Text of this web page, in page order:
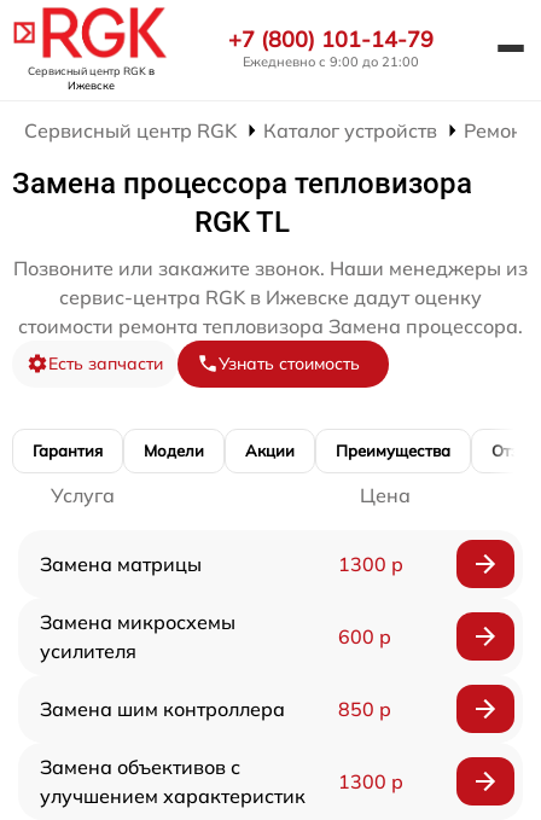
Сервисный центр RGKв
Ижевске
+7 (800) 101-14-79
Ежедневно с 9:00 до 21:00
Сервисный центр RGK Каталог устройств Ремонт
Замена процессора тепловизора
RGK TL
Позвоните или закажите звонок. Наши менеджеры из
сервис-центра RGK в Ижевске дадут оценку
стоимости ремонта тепловизора Замена процессора.
Есть запчасти Узнать стоимость
Гарантия Модели Акции Преимущества
Услуга Цена
Замена матрицы 1300 р
Замена микросхемы
усилителя
600 р
Замена шим контроллера 850 р
Замена объективов с
улучшением характеристик
1300 р